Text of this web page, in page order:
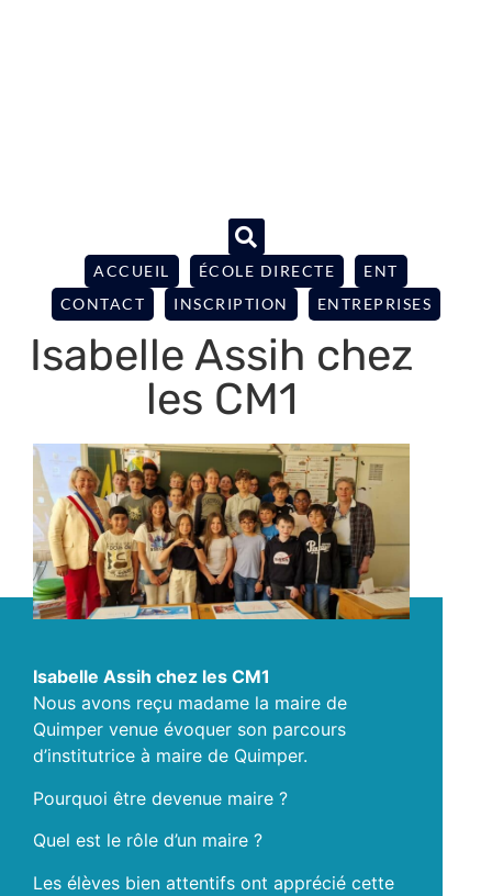
ACCUEIL ÉCOLE DIRECTE
ENT
CONTACT
INSCRIPTION ENTREPRISES
Isabelle Assih chez
les CM1
Isabelle Assih chez les CM1
Nous avons reçu madame la maire de
Quimper venue évoquer son parcours
d’institutrice à maire de Quimper.
Pourquoi être devenue maire ?
Quel est le rôle d’un maire ?
Les élèves bien attentifs ont apprécié cette